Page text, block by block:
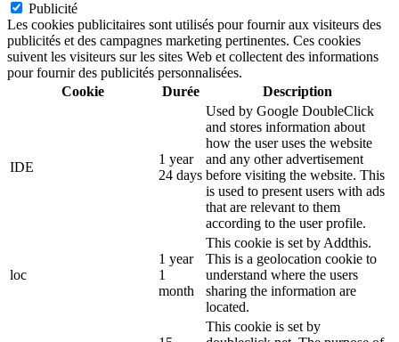
Publicité
Les cookies publicitaires sont utilisés pour fournir aux visiteurs des
publicités et des campagnes marketing pertinentes. Ces cookies
suivent les visiteurs sur les sites Web et collectent des informations
pour fournir des publicités personnalisées.
Cookie
Durée Description
IDE
1 year
24 days
Used by Google DoubleClick
and stores information about
how the user uses the website
and any other advertisement
before visiting the website. This
is used to present users with ads
that are relevant to them
according to the user profile.
loc
1 year
1
month
This cookie is set by Addthis.
This is a geolocation cookie to
understand where the users
sharing the information are
located.
This cookie is set by